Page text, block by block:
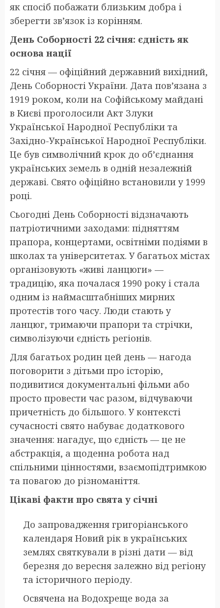
як спосіб побажати близьким добра і
зберегти зв’язок із корінням.
День Соборності 22 січня: єдність як
основа нації
22 січня — офіційний державний вихідний,
День Соборності України. Дата пов’язана з
1919 роком, коли на Софійському майдані
в Києві проголосили Акт Злуки
Української Народної Республіки та
Західно-Української Народної Республіки.
Це був символічний крок до об’єднання
українських земель в одній незалежній
державі. Свято офіційно встановили у 1999
році.
Сьогодні День Соборності відзначають
патріотичними заходами: підняттям
прапора, концертами, освітніми подіями в
школах та університетах. У багатьох містах
організовують «живі ланцюги» —
традицію, яка почалася 1990 року і стала
одним із наймасштабніших мирних
протестів того часу. Люди стають у
ланцюг, тримаючи прапори та стрічки,
символізуючи єдність регіонів.
Для багатьох родин цей день — нагода
поговорити з дітьми про історію,
подивитися документальні фільми або
просто провести час разом, відчуваючи
причетність до більшого. У контексті
сучасності свято набуває додаткового
значення: нагадує, що єдність — це не
абстракція, а щоденна робота над
спільними цінностями, взаємопідтримкою
та повагою до різноманіття.
Цікаві факти про свята у січні
До запровадження григоріанського
календаря Новий рік в українських
землях святкували в різні дати — від
березня до вересня залежно від регіону
та історичного періоду.
Освячена на Водохреще вода за